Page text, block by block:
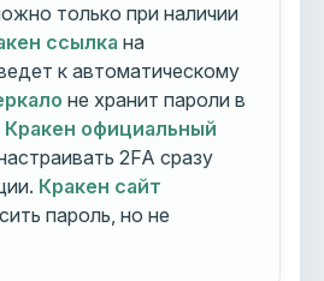
только при наличии
ссылка на
к автоматическому
не хранит пароли в
Кракен официальный
2FA сразу
Кракен сайт
пароль, но не